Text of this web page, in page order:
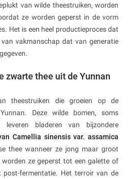
van wilde theestruiken, worden
ze worden geperst in de vorm
Het is een heel productieproces dat
vakmanschap dat van generatie
zwarte thee uit de Yunnan
theestruiken die groeien op de
Deze wilde bomen, soms
leveren bladeren van bijzondere
Camellia sinensis var. assamica
thee wanneer ze jong maar groot
worden ze geperst tot een galette of
fermentatie. Het terroir van de